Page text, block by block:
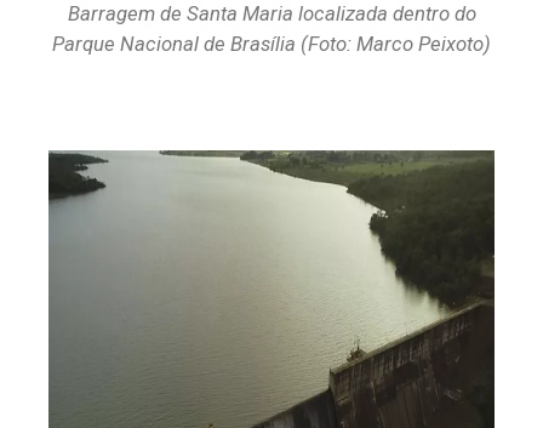
Barragem de Santa Maria localizada dentro do
Parque Nacional de Brasília (Foto: Marco Peixoto)